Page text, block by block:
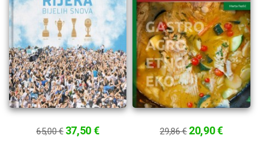
65,00 € 37,50 €
29,86 € 20,90 €